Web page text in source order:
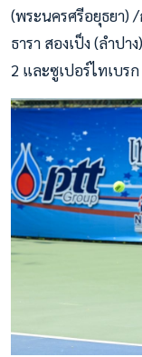
(พระนครศรีอยุธยา)
ธารา สองเป็ง (ลำป
2 และซูเปอร์ไทเบร